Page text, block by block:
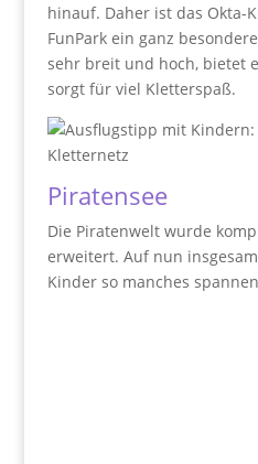
hinauf. Daher ist das Okta-
FunPark ein ganz
sehr breit und hoch, bietet
sorgt für viel Kletterspaß.
Piratensee
Die Piratenwelt wurde
erweitert. Auf nun
Kinder so manches